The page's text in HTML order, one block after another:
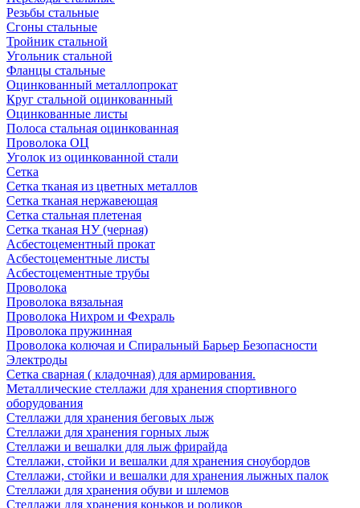
Резьбы стальные
Сгоны стальные
Тройник стальной
Угольник стальной
Фланцы стальные
Оцинкованный металлопрокат
Круг стальной оцинкованный
Оцинкованные листы
Полоса стальная оцинкованная
Проволока ОЦ
Уголок из оцинкованной стали
Сетка
Сетка тканая из цветных металлов
Сетка тканая нержавеющая
Сетка стальная плетеная
Сетка тканая НУ (черная)
Асбестоцементный прокат
Асбестоцементные листы
Асбестоцементные трубы
Проволока
Проволока вязальная
Проволока Нихром и Фехраль
Проволока пружинная
Проволока колючая и Спиральный Барьер Безопасности
Электроды
Сетка сварная ( кладочная) для армирования.
Металлические стеллажи для хранения спортивного
оборудования
Стеллажи для хранения беговых лыж
Стеллажи для хранения горных лыж
Стеллажи и вешалки для лыж фрирайда
Стеллажи, стойки и вешалки для хранения сноубордов
Стеллажи, стойки и вешалки для хранения лыжных палок
Стеллажи для хранения обуви и шлемов
Стеллажи для хранения коньков и роликов